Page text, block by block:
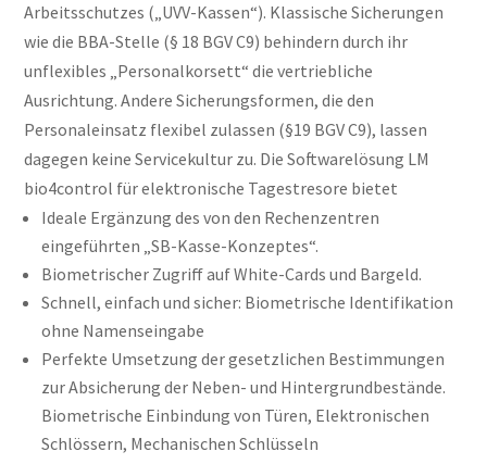
Arbeitsschutzes („UVV-Kassen“). Klassische Sicherungen
wie die BBA-Stelle (§ 18 BGV C9) behindern durch ihr
unflexibles „Personalkorsett“ die vertriebliche
Ausrichtung. Andere Sicherungsformen, die den
Personaleinsatz flexibel zulassen (§19 BGV C9), lassen
dagegen keine Servicekultur zu. Die Softwarelösung LM
bio4control für elektronische Tagestresore bietet
​Ideale Ergänzung des von den Rechenzentren
eingeführten „SB-Kasse-Konzeptes“.
Biometrischer Zugriff auf White-Cards und Bargeld.
Schnell, einfach und sicher: Biometrische Identifikation
ohne Namenseingabe
Perfekte Umsetzung der gesetzlichen Bestimmungen
zur Absicherung der Neben- und Hintergrundbestände.
Biometrische Einbindung von Türen, Elektronischen
Schlössern, Mechanischen Schlüsseln